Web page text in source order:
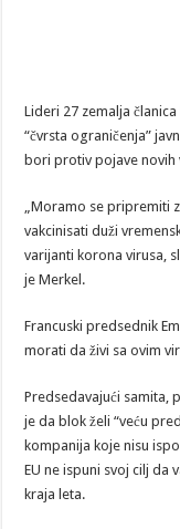
Lideri 27 zemalja
“čvrsta ograničenja”
bori protiv pojave novih
„Moramo se pripremiti
vakcinisati duži
varijanti korona virusa,
je Merkel.
Francuski predsednik
morati da živi sa ovim
Predsedavajući samita,
je da blok želi “veću
kompanija koje nisu
EU ne ispuni svoj cilj da
kraja leta.